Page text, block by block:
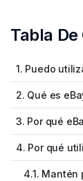
Tabla
1. Puedo
2. Qué es
3. Por qué
4. Por qué
4.1. Mantén